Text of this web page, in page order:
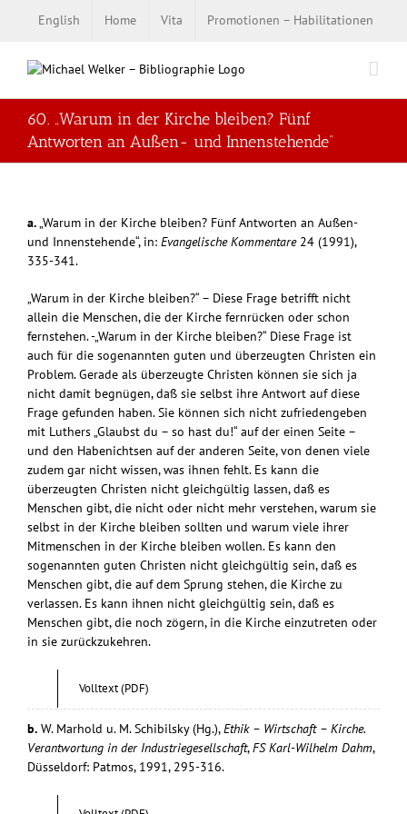
English Home Vita Promotionen – Habilitationen
60. „Warum in der Kirche bleiben? Fünf
Antworten an Außen- und Innenstehende“
a.„Warum in der Kirche bleiben? Fünf Antworten an Außen-
und Innenstehende“, in: Evangelische Kommentare24 (1991),
335-341.
„Warum in der Kirche bleiben?“ – Diese Frage betrifft nicht
allein die Menschen, die der Kirche fernrücken oder schon
fernstehen. -„Warum in der Kirche bleiben?“ Diese Frage ist
auch für die sogenannten guten und überzeugten Christen ein
Problem. Gerade als überzeugte Christen können sie sich ja
nicht damit begnügen, daß sie selbst ihre Antwort auf diese
Frage gefunden haben. Sie können sich nicht zufriedengeben
mit Luthers „Glaubst du – so hast du!“ auf der einen Seite –
und den Habenichtsen auf der anderen Seite, von denen viele
zudem gar nicht wissen, was ihnen fehlt. Es kann die
überzeugten Christen nicht gleichgültig lassen, daß es
Menschen gibt, die nicht oder nicht mehr verstehen, warum sie
selbst in der Kirche bleiben sollten und warum viele ihrer
Mitmenschen in der Kirche bleiben wollen. Es kann den
sogenannten guten Christen nicht gleichgültig sein, daß es
Menschen gibt, die auf dem Sprung stehen, die Kirche zu
verlassen. Es kann ihnen nicht gleichgültig sein, daß es
Menschen gibt, die noch zögern, in die Kirche einzutreten oder
in sie zurückzukehren.
Volltext (PDF)
b. W. Marhold u. M. Schibilsky (Hg.),Ethik – Wirtschaft – Kirche.
Verantwortung in der Industriegesellschaft,FS Karl-Wilhelm Dahm,
Düsseldorf: Patmos, 1991, 295-316.